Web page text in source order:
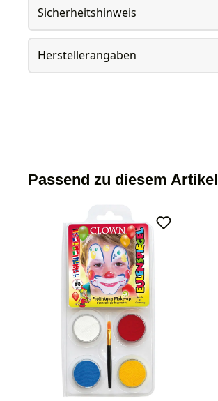
Sicherheitshinweis
Herstellerangaben
Passend zu diesem Artikel